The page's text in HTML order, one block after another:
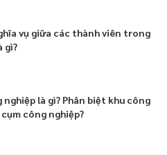
vụ giữa các thành viên trong
gì?
nghiệp là gì? Phân biệt khu công
công nghiệp?